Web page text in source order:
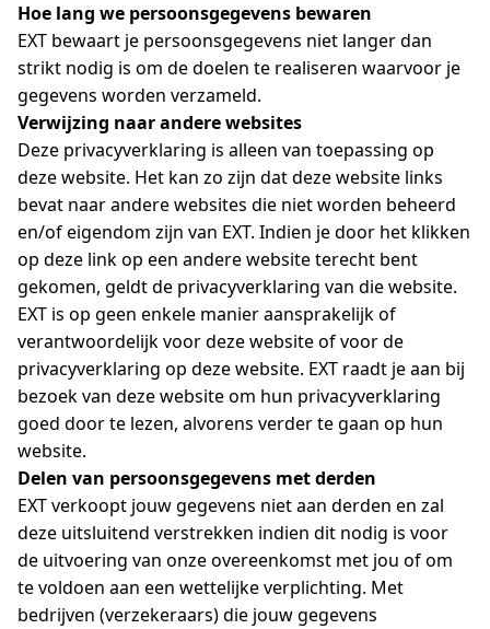
Hoe lang we persoonsgegevens bewaren
EXT bewaart je persoonsgegevens niet langer dan
strikt nodig is om de doelen te realiseren waarvoor je
gegevens worden verzameld.
Verwijzing naar andere websites
Deze privacyverklaring is alleen van toepassing op
deze website. Het kan zo zijn dat deze website links
bevat naar andere websites die niet worden beheerd
en/of eigendom zijn van EXT. Indien je door het klikken
op deze link op een andere website terecht bent
gekomen, geldt de privacyverklaring van die website.
EXT is op geen enkele manier aansprakelijk of
verantwoordelijk voor deze website of voor de
privacyverklaring op deze website. EXT raadt je aan bij
bezoek van deze website om hun privacyverklaring
goed door te lezen, alvorens verder te gaan op hun
website.
Delen van persoonsgegevens met derden
EXT verkoopt jouw gegevens niet aan derden en zal
deze uitsluitend verstrekken indien dit nodig is voor
de uitvoering van onze overeenkomst met jou of om
te voldoen aan een wettelijke verplichting. Met
bedrijven (verzekeraars) die jouw gegevens